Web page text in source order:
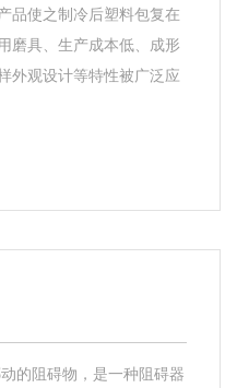
品使之制冷后塑料包复在
磨具、生产成本低、成形
外观设计等特性被广泛应
的阻碍物，是一种阻碍器